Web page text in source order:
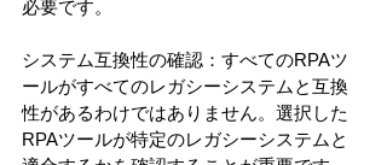
必要です。
システム互換性の確認：すべてのRPAツ
ールがすべてのレガシーシステムと互換
性があるわけではありません。選択した
RPAツールが特定のレガシーシステムと